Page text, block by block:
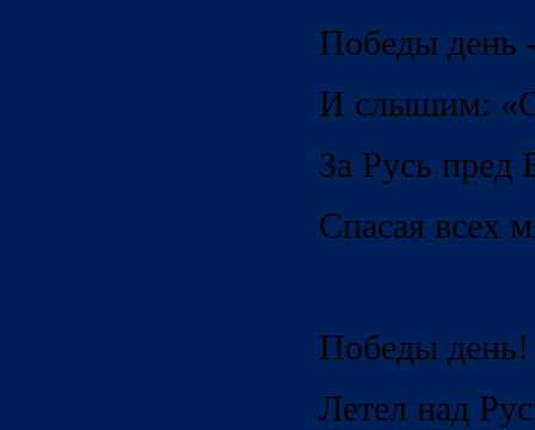
Победы день
И слышим:
За Русь пред
Спасая всех
Победы
Летел над